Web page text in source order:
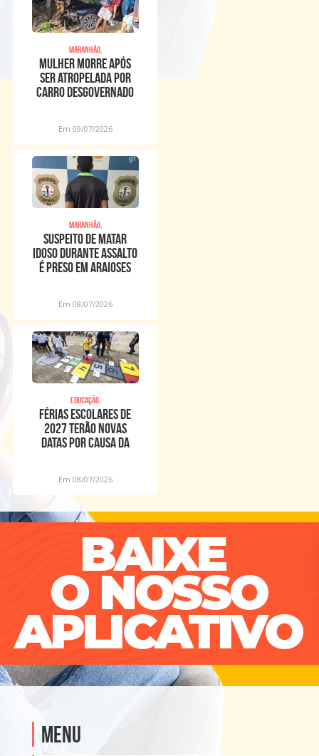
Maranhão,
Mulher morre após
ser atropelada por
carro desgovernado
Em 09/07/2026
Maranhão,
Suspeito de matar
idoso durante assalto
é preso em Araioses
Em 08/07/2026
Educação,
Férias escolares de
2027 terão novas
datas por causa da
Em 08/07/2026
Menu